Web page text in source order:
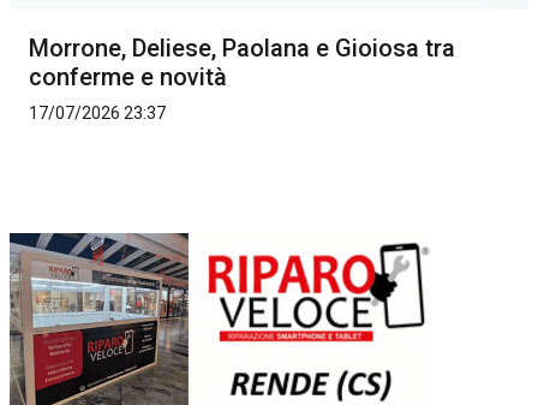
Morrone, Deliese, Paolana e Gioiosa tra
conferme e novità
17/07/2026 23:37